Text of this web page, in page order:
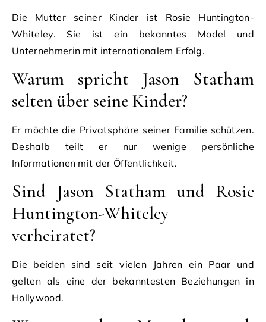
Die Mutter seiner Kinder ist Rosie Huntington-
Whiteley. Sie ist ein bekanntes Model und
Unternehmerin mit internationalem Erfolg.
Warum spricht Jason Statham
selten über seine Kinder?
Er möchte die Privatsphäre seiner Familie schützen.
Deshalb teilt er nur wenige persönliche
Informationen mit der Öffentlichkeit.
Sind Jason Statham und Rosie
Huntington-Whiteley
verheiratet?
Die beiden sind seit vielen Jahren ein Paar und
gelten als eine der bekanntesten Beziehungen in
Hollywood.